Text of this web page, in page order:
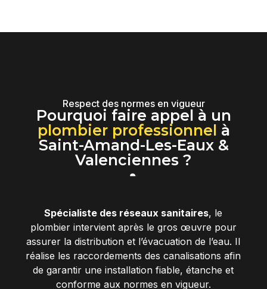
Respect des normes en vigueur
Pourquoi faire appel à un
plombier professionnel à
Saint-Amand-Les-Eaux &
Valenciennes ?
Spécialiste des réseaux sanitaires, le
plombier intervient après le gros œuvre pour
assurer la distribution et l’évacuation de l’eau. Il
réalise les raccordements des canalisations afin
de garantir une installation fiable, étanche et
conforme aux normes en vigueur.